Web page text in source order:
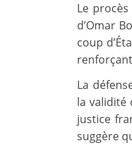
Le
d’Omar
coup
La
la validité
justice
suggère